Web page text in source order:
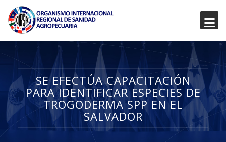
SE EFECTÚA CAPACITACIÓN
PARA IDENTIFICAR ESPECIES DE
TROGODERMA SPP EN EL
SALVADOR